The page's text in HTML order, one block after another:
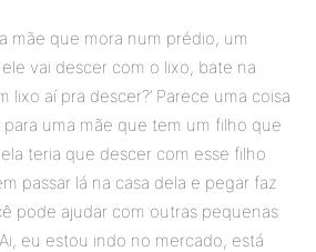
mãe que mora num prédio, um
vai descer com o lixo, bate na
lixo aí pra descer?’ Parece uma coisa
uma mãe que tem um filho que
teria que descer com esse filho
passar lá na casa dela e pegar faz
pode ajudar com outras pequenas
eu estou indo no mercado, está